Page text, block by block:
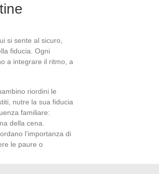
si sente al sicuro,
fiducia. Ogni
a integrare il ritmo, a
riordini le
nutre la sua fiducia
familiare:
della cena.
l’importanza di
le paure o